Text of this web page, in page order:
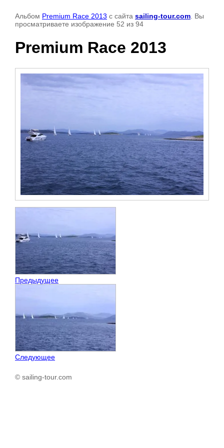
Альбом Premium Race 2013 с сайта sailing-tour.com . Вы
просматриваете изображение 52 из 94
Premium Race 2013
Предыдущее
Следующее
© sailing-tour.com